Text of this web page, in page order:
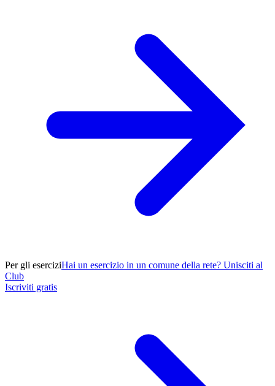
Per gli eserciziHai un esercizio in un comune della rete? Unisciti al
Club
Iscriviti gratis